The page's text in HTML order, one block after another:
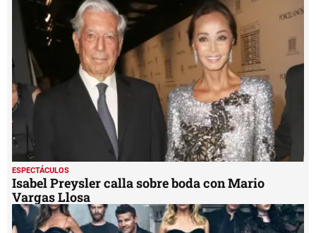
ESPECTÁCULOS
Isabel Preysler calla sobre boda con Mario
Vargas Llosa